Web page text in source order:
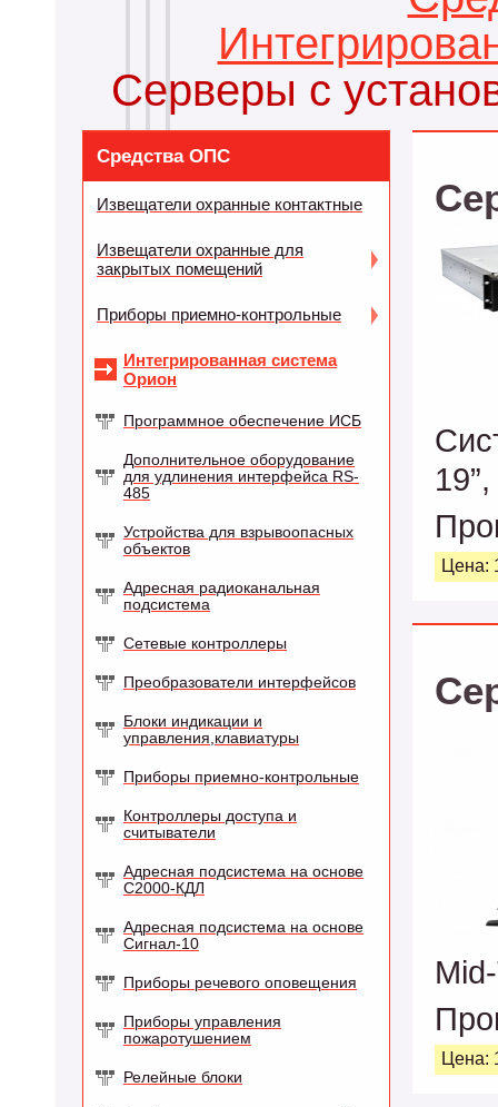
Серверы с
Средства ОПС
Извещатели охранные контактные
Извещатели охранные для
закрытых помещений
Приборы приемно-контрольные
Интегрированная система
Орион
Программное обеспечение ИСБ
Дополнительное оборудование
для удлинения интерфейса RS-
485
Устройства для взрывоопасных
объектов
Адресная радиоканальная
подсистема
Сетевые контроллеры
Преобразователи интерфейсов
Блоки индикации и
управления,клавиатуры
Приборы приемно-контрольные
Контроллеры доступа и
считыватели
Адресная подсистема на основе
С2000-КДЛ
Адресная подсистема на основе
Сигнал-10
Приборы речевого оповещения
Приборы управления
пожаротушением
Релейные блоки
Цена:
Цена: